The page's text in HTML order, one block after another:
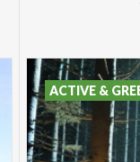
ACTIVE &